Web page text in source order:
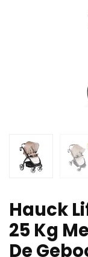
Hauck
25 Kg
De